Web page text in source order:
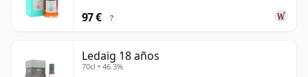
97 € ?
Ledaig 18 años
70cl • 46.3%